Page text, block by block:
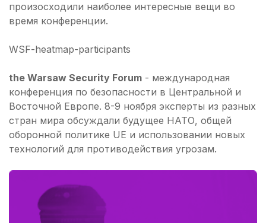
произосходили наиболее интересные вещи во
время конференции.
the Warsaw Security Forum - международная
конференция по безопасности в Центральной и
Восточной Европе. 8-9 ноября эксперты из разных
стран мира обсуждали будущее НАТО, общей
оборонной политике UE и использовании новых
технологий для противодействия угрозам.